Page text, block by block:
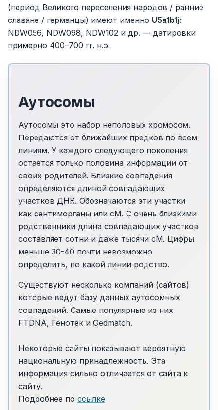
(период Великого переселения народов / ранние
славяне / германцы) имеют именно U5a1b1j:
NDW056, NDW098, NDW102 и др. — датировки
примерно 400–700 гг. н.э.
Аутосомы
Аутосомы это набор неполовых хромосом.
Передаются от ближайших предков по всем
линиям. У каждого следующего поколения
остается только половина информации от
своих родителей. Близкие совпадения
определяются длиной совпадающих
участков ДНК. Обозначаются эти участки
как сентиморганы или сМ. С очень близкими
родственники длина совпадающих участков
составляет сотни и даже тысячи cM. Цифры
меньше 30-40 почти невозможно
определить, по какой линии родство.
Существуют несколько компаний (сайтов)
которые ведут базу данных аутосомных
совпадений. Самые популярные из них
FTDNA, Генотек и Gedmatch.
Некоторые сайты показывают вероятную
национальную принадлежность. Эта
информация сильно отличается от сайта к
сайту.
Подробнее по ссылке